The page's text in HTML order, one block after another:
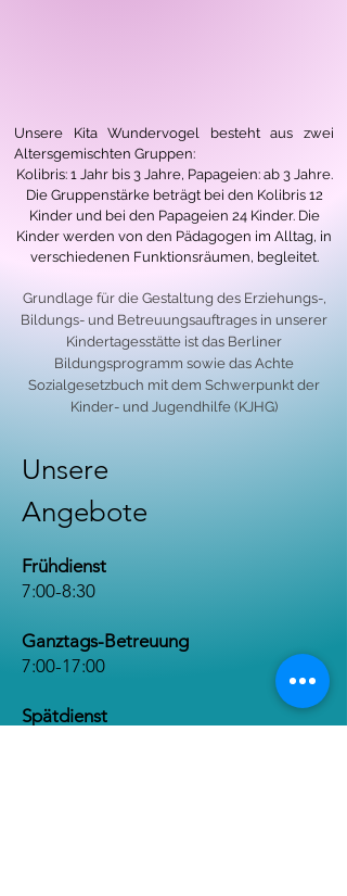
Unsere Kita Wundervogel besteht aus zwei
Altersgemischten Gruppen:​
Kolibris: 1 Jahr bis 3 Jahre, Papageien: ab 3 Jahre.
Die Gruppenstärke beträgt bei den Kolibris 12
Kinder und bei den Papageien 24 Kinder. Die
Kinder werden von den Pädagogen im Alltag, in
verschiedenen Funktionsräumen, begleitet.
Grundlage für die Gestaltung des Erziehungs-,
Bildungs- und Betreuungsauftrages in unserer
Kindertagesstätte ist das Berliner
Bildungsprogramm sowie das Achte
Sozialgesetzbuch mit dem Schwerpunkt der
Kinder- und Jugendhilfe (KJHG)
Unsere
Angebote
Frühdienst
7:00-8:30
Ganztags-Betreuung
7:00-17:00
Spätdienst